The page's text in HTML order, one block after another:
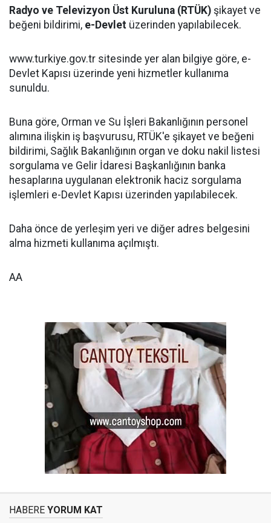
Radyo ve Televizyon Üst Kuruluna (RTÜK) şikayet ve
beğeni bildirimi, e-Devlet üzerinden yapılabilecek.
www.turkiye.gov.tr sitesinde yer alan bilgiye göre, e-
Devlet Kapısı üzerinde yeni hizmetler kullanıma
sunuldu.
Buna göre, Orman ve Su İşleri Bakanlığının personel
alımına ilişkin iş başvurusu, RTÜK'e şikayet ve beğeni
bildirimi, Sağlık Bakanlığının organ ve doku nakil listesi
sorgulama ve Gelir İdaresi Başkanlığının banka
hesaplarına uygulanan elektronik haciz sorgulama
işlemleri e-Devlet Kapısı üzerinden yapılabilecek.
Daha önce de yerleşim yeri ve diğer adres belgesini
alma hizmeti kullanıma açılmıştı.
AA
HABERE YORUM KAT